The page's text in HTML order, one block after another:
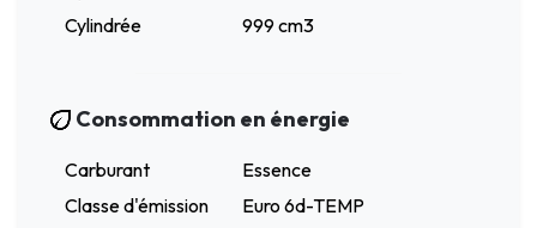
Cylindrée
999 cm3
Consommation en énergie
Carburant
Essence
Classe d'émission
Euro 6d-TEMP